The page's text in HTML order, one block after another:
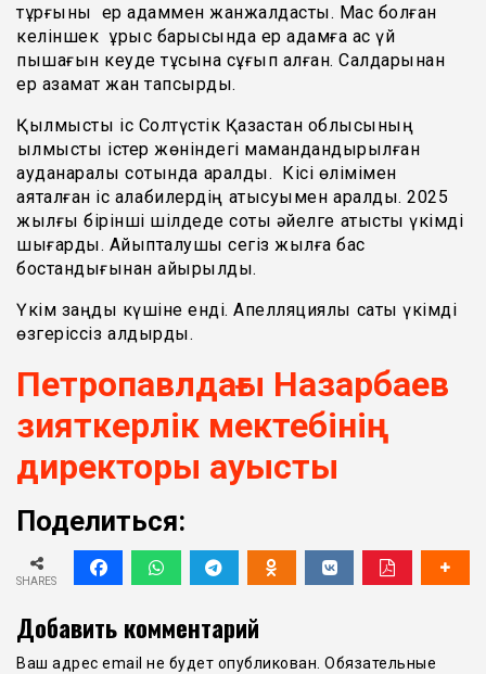
тұрғыны ер адаммен жанжалдасты. Мас болған
келіншек ұрыс барысында ер адамға ас үй
пышағын кеуде тұсына сұғып алған. Салдарынан
ер азамат жан тапсырды.
Қылмыстық іс Солтүстік Қазақстан облысының
қылмыстық істер жөніндегі мамандандырылған
ауданаралық сотында қаралды. Кісі өлімімен
аяқталған іс алқабилердің қатысуымен қаралды. 2025
жылғы бірінші шілдеде соты әйелге қатысты үкімді
шығарды. Айыпталушы сегіз жылға бас
бостандығынан айырылды.
Үкім заңды күшіне енді. Апелляциялық саты үкімді
өзгеріссіз қалдырды.
Петропавлдағы Назарбаев
зияткерлік мектебінің
директоры ауысты
Поделиться:
SHARES
Добавить комментарий
Ваш адрес email не будет опубликован. Обязательные